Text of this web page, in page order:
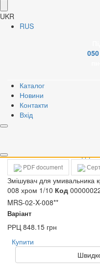
UKR
RUS
Каталог
Новини
Контакти
Вхід
PDF document
Змішувач для умивальника
008 хром 1/10 Код
MRS-02-X-008**
Варіант
РРЦ 848.15 грн
Купити